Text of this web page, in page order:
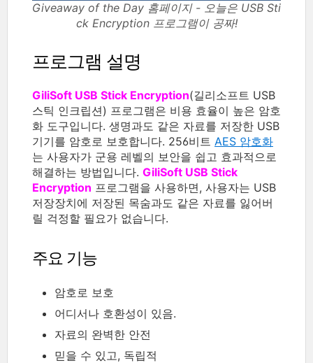
Giveaway of the Day 홈페이지 - 오늘은 USB Sti
ck Encryption 프로그램이 공짜!
프로그램 설명
GiliSoft USB Stick Encryption(길리소프트 USB
스틱 인크립션) 프로그램은 비용 효율이 높은 암호
화 도구입니다. 생명과도 같은 자료를 저장한 USB
기기를 암호로 보호합니다. 256비트 AES 암호화
는 사용자가 군용 레벨의 보안을 쉽고 효과적으로
해결하는 방법입니다. GiliSoft USB Stick
Encryption 프로그램을 사용하면, 사용자는 USB
저장장치에 저장된 목숨과도 같은 자료를 잃어버
릴 걱정할 필요가 없습니다.
주요 기능
암호로 보호
어디서나 호환성이 있음.
자료의 완벽한 안전
믿을 수 있고, 독립적